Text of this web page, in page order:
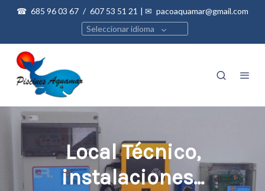
☎ 685 96 03 67 / 607 53 51 21 | ✉ pacoaquamar@gmail.com
Seleccionar idioma
Local Técnico,
instalaciones...